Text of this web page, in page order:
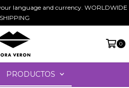
language and currency. WORLDWIDE
SHIPPING
0
PRODUCTOS